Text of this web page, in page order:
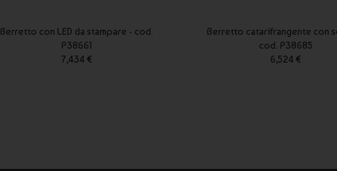
Berretto con LED da stampare - cod.
P38661
7,434 €
Berretto catarifrangente con
cod. P38685
6,524 €